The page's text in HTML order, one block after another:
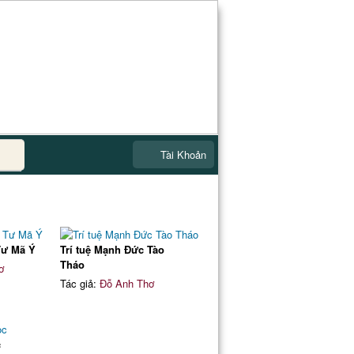
Tài Khoản
Mã Ý
Trí tuệ Mạnh Đức Tào
Tháo
Tác giả: Đỗ Anh Thơ